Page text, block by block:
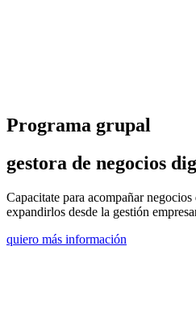
Programa grupal
gestora de negocios
Capacitate para acompañar
expandirlos desde la gestión
quiero más información